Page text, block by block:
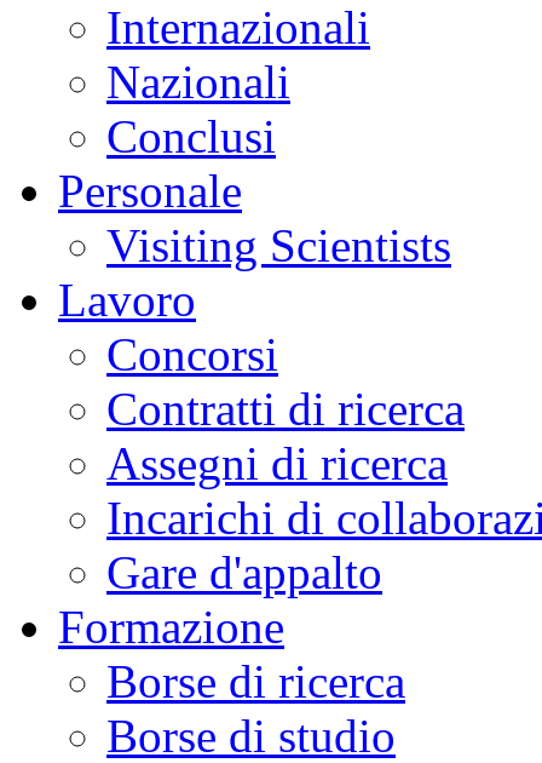
Internazionali
Nazionali
Conclusi
Personale
Visiting Scientists
Lavoro
Concorsi
Contratti di ricerca
Assegni di ricerca
Incarichi di
Gare d'appalto
Formazione
Borse di ricerca
Borse di studio